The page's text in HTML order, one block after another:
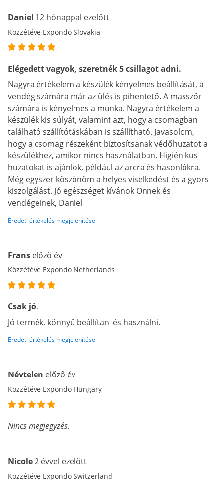
Daniel 12 hónappal ezelőtt
Közzétéve Expondo Slovakia
Elégedett vagyok, szeretnék 5 csillagot adni.
Nagyra értékelem a készülék kényelmes beállítását, a
vendég számára már az ülés is pihentető. A masszőr
számára is kényelmes a munka. Nagyra értékelem a
készülék kis súlyát, valamint azt, hogy a csomagban
található szállítótáskában is szállítható. Javasolom,
hogy a csomag részeként biztosítsanak védőhuzatot a
készülékhez, amikor nincs használatban. Higiénikus
huzatokat is ajánlok, például az arcra és hasonlókra.
Még egyszer köszönöm a helyes viselkedést és a gyors
kiszolgálást. Jó egészséget kívánok Önnek és
vendégeinek, Daniel
Eredeti értékelés megjelenítése
Frans előző év
Közzétéve Expondo Netherlands
Csak jó.
Jó termék, könnyű beállítani és használni.
Eredeti értékelés megjelenítése
Névtelen előző év
Közzétéve Expondo Hungary
Nincs megjegyzés.
Nicole2 évvel ezelőtt
Közzétéve Expondo Switzerland